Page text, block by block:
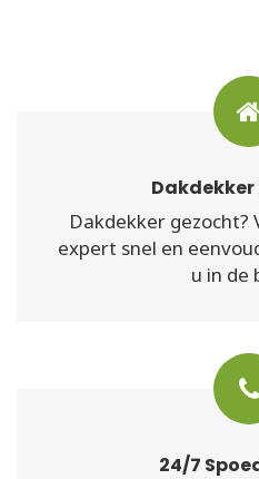
Dakdekker gezocht?
expert snel en
u in de
24/7